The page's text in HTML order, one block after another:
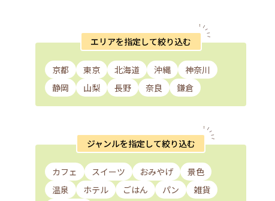
エリアを指定して絞り込む
京都 東京 北海道 沖縄
神奈川
静岡
山梨 長野 奈良 鎌倉
ジャンルを指定して絞り込む
カフェ スイーツ おみやげ
景色
温泉
ホテル ごはん パン
雑貨